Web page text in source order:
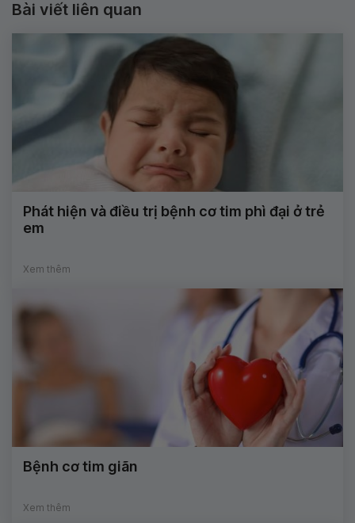
Bài viết liên quan
Phát hiện và điều trị bệnh cơ tim phì đại ở trẻ
em
Xem thêm
Bệnh cơ tim giãn
Xem thêm